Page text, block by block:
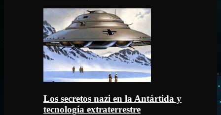
Los secretos nazi en la Antártida y
tecnología extraterrestre